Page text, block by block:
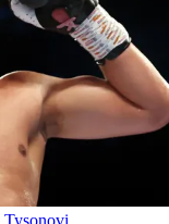
Tysonovi